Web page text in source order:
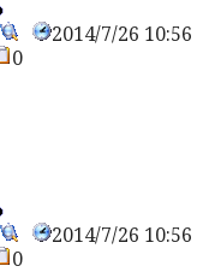
2014/7/26 10:56
0
2014/7/26 10:56
0